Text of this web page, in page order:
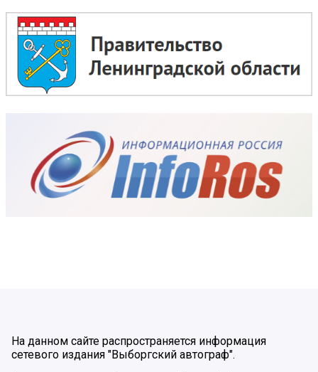
На данном сайте распространяется информация
сетевого издания "Выборгский автограф".